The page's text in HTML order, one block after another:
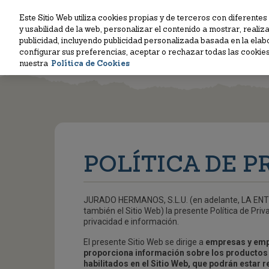
POLÍTICA DE
JURADO HERMANOS, S.L.U. (en adelante, LA
también el Sitio Web) la presente Política de
privacidad e información.
El presente Sitio Web se dirige a empresas y
proporciona información sobre los productos
habilitados en el Sitio Web, que podrán
Este Sitio Web utiliza cookies propias y de terceros con
y usabilidad de la web, personalizar el contenido a mostrar,
publicidad, incluyendo publicidad personalizada basada en la
configurar sus preferencias, aceptar o rechazar todas las
nuestra Política de Cookies